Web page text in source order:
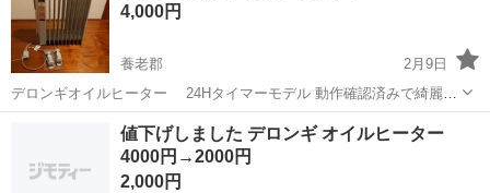
でてきます。 タイマー付き...
4,000円
養老郡
2月9日
デロンギオイルヒーター 24Hタイマーモデル 動作確認済みで綺麗な
状態です。 お取り引き場所はカネスエ養老店で よろしくお願いしま
季節、空調家電 デロンギ
値下げしました デロンギ オイルヒーター
4000円→2000円
2,000円